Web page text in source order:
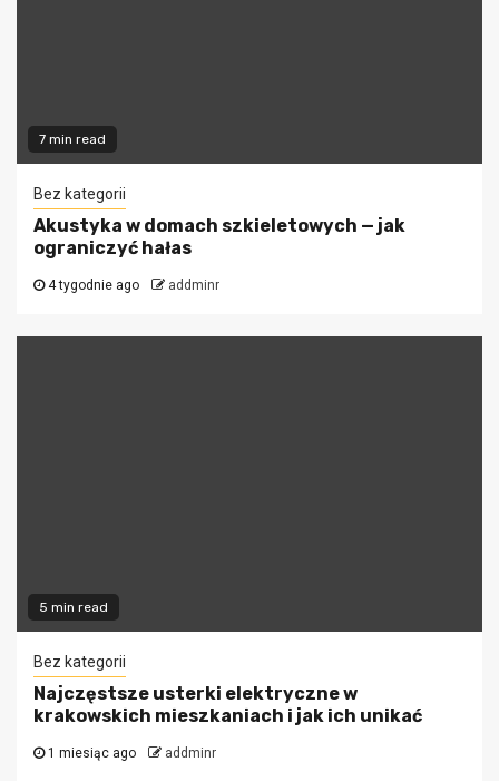
7 min read
Bez kategorii
Akustyka w domach szkieletowych — jak
ograniczyć hałas
4 tygodnie ago addminr
5 min read
Bez kategorii
Najczęstsze usterki elektryczne w
krakowskich mieszkaniach i jak ich unikać
1 miesiąc ago addminr